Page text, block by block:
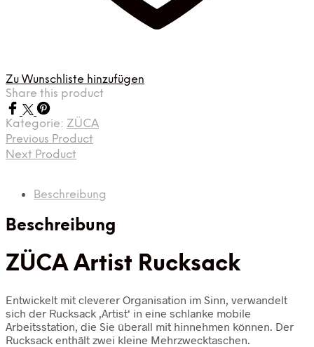
Zu Wunschliste hinzufügen
Share this product
Kategorie: ZÜCA
Previous Product
Next Product
Beschreibung
Beschreibung
ZÜCA Artist Rucksack
Entwickelt mit cleverer Organisation im Sinn, verwandelt
sich der Rucksack ‚Artist‘ in eine schlanke mobile
Arbeitsstation, die Sie überall mit hinnehmen können. Der
Rucksack enthält zwei kleine Mehrzwecktaschen.